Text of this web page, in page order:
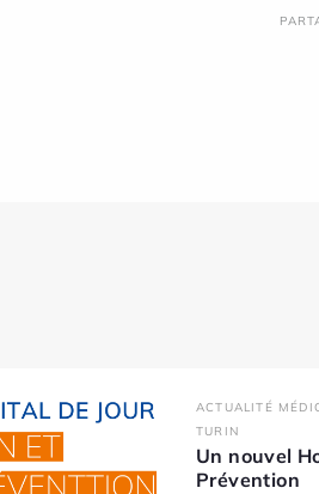
ACTUALITÉ
TURIN
Un nouvel
Prévention